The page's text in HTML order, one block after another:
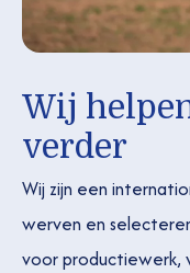
Wij
verder
Wij zijn een
werven en
voor productiewerk,